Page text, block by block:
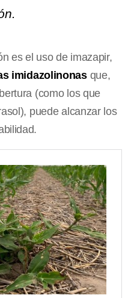
es el uso de imazapir,
imidazolinonasque,
(como los que
puede alcanzar los